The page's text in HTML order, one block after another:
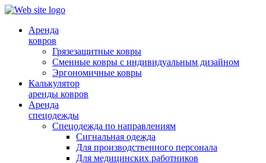
Аренда
ковров
Грязезащитные ковры
Сменные ковры с индивидуальным дизайном
Эргономичные ковры
Калькулятор
аренды ковров
Аренда
спецодежды
Спецодежда по направлениям
Сигнальная одежда
Для производственного персонала
Для медицинских работников